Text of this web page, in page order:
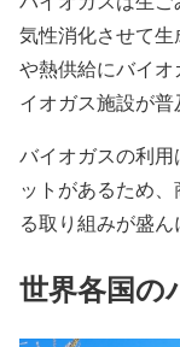
気性消化させて
や熱供給にバイオ
イオガス施設が普
バイオガスの利用
ットがあるため
る取り組みが盛ん
世界各国の